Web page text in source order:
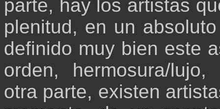
parte, hay los artistas
plenitud, en un
definido muy bien este
orden, hermosura/
otra parte, existen